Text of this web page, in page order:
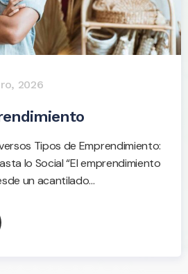
2026
Tipos de Emprendimiento:
lo Social “El emprendimiento
un acantilado...